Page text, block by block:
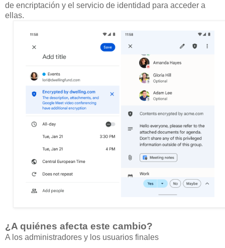
de encriptación y el servicio de identidad para acceder a
ellas.
¿A quiénes afecta este cambio?
A los administradores y los usuarios finales